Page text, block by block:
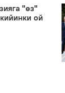
Африка
"өз"
ой